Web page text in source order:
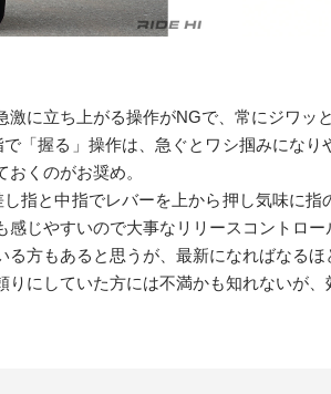
激に立ち上がる操作がNGで、常にジワ
「握る」操作は、急ぐとワシ掴みにな
くのがお奨め。
指と中指でレバーを上から押し気味に
感じやすいので大事なリリースコントロ
る方もあると思うが、最新になればなる
りにしていた方には不満かも知れないが